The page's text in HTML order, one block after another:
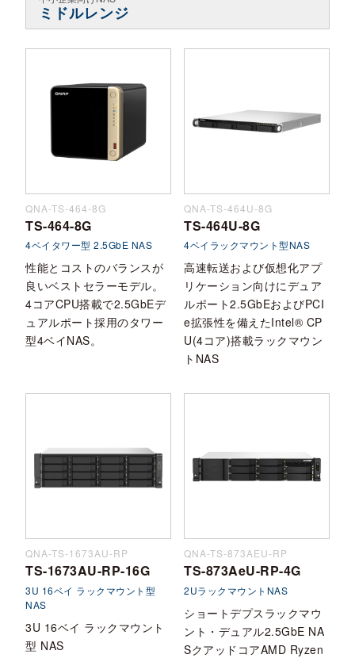
ミドルレンジ
QNA-TS-464-8G
TS-464-8G
4ベイタワー型 2.5GbE NAS
性能とコストのバランスが
良いベストセラーモデル。
4コアCPU搭載で2.5GbEデ
ュアルポート採用のタワー
型4ベイNAS。
QNA-TS-464U-8G
TS-464U-8G
4ベイラックマウント型NAS
高速転送および仮想化アプ
リケーション向けにデュア
ルポート2.5GbEおよびPCI
e拡張性を備えたIntel® CP
U(4コア)搭載ラックマウン
トNAS
QNA-TS-1673AU-RP
TS-1673AU-RP-16G
3U 16ベイ ラックマウント型
NAS
3U 16ベイ ラックマウント
型 NAS
QNA-TS-873AEU-RP
TS-873AeU-RP-4G
2UラックマウントNAS
ショートデプスラックマウ
ント・デュアル2.5GbE NA
SクアッドコアAMD Ryzen